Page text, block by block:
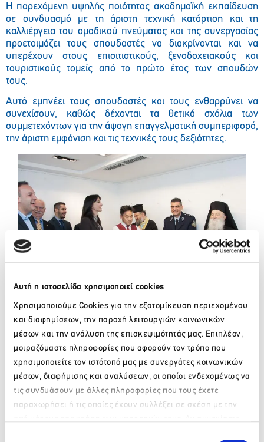
Αυτή η ιστοσελίδα χρησιμοποιεί cookies
Χρησιμοποιούμε Cookies για την εξατομίκευση περιεχομένου
και διαφημίσεων, την παροχή λειτουργιών κοινωνικών
μέσων και την ανάλυση της επισκεψιμότητάς μας. Επιπλέον,
μοιραζόμαστε πληροφορίες που αφορούν τον τρόπο που
χρησιμοποιείτε τον ιστότοπό μας με συνεργάτες κοινωνικών
μέσων, διαφήμισης και αναλύσεων, οι οποίοι ενδεχομένως να
τις συνδυάσουν με άλλες πληροφορίες που τους έχετε
παραχωρήσει ή τις οποίες έχουν συλλέξει σε σχέση με την
Η παρεχόμενη υψηλής ποιότητας ακαδημαϊκή εκπαίδευση
σε συνδυασμό με τη άριστη τεχνική κατάρτιση και τη
καλλιέργεια του ομαδικού πνεύματος και της συνεργασίας
προετοιμάζει τους σπουδαστές να διακρίνονται και να
υπερέχουν στους επισιτιστικούς, ξενοδοχειακούς και
τουριστικούς τομείς από το πρώτο έτος των σπουδών
τους.
Αυτό εμπνέει τους σπουδαστές και τους ενθαρρύνει να
συνεχίσουν, καθώς δέχονται τα θετικά σχόλια των
συμμετεχόντων για την άψογη επαγγελματική συμπεριφορά,
την άριστη εμφάνιση και τις τεχνικές τους δεξιότητες.
Ευχαριστούμε θερμά τον καθηγητή του τμήματος Food &
Beverage, Αντώνη Παρούση και τον Chef Πάνο Ιωαννίδη
για την ακαδημαϊκή και πρακτική εκπαίδευση των
σπουδαστών και την ενεργή συμμετοχή τους σε
οποιαδήποτε ενέργεια και δραστηριότητα του
εκπαιδευτικού ομίλου City Unity ώστε να προβληθούν το
ταλέντο, οι δεξιότητες και οι ικανότητες των σπουδαστών
μας.